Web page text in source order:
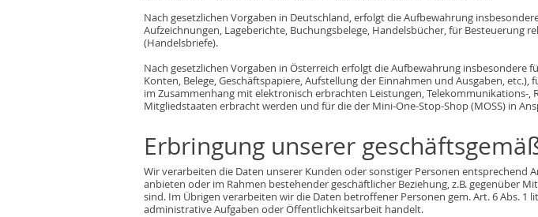
Nach gesetzlichen Vorgaben in Deutschland, erfolgt die Aufbewahrung
Aufzeichnungen, Lageberichte, Buchungsbelege, Handelsbücher, für Besteuerung
(Handelsbriefe).
Nach gesetzlichen Vorgaben in Österreich erfolgt die Aufbewahrung insbesondere
Konten, Belege, Geschäftspapiere, Aufstellung der Einnahmen und Ausgaben,
im Zusammenhang mit elektronisch erbrachten Leistungen, Telekommunikations-
Mitgliedstaaten erbracht werden und für die der Mini-One-Stop-Shop (MOSS) in
Erbringung unserer
Wir verarbeiten die Daten unserer Kunden oder sonstiger Personen entsprechend
anbieten oder im Rahmen bestehender geschäftlicher Beziehung, z.B. gegenüber
sind. Im Übrigen verarbeiten wir die Daten betroffener Personen gem. Art. 6 Abs. 1
administrative Aufgaben oder Öffentlichkeitsarbeit handelt.